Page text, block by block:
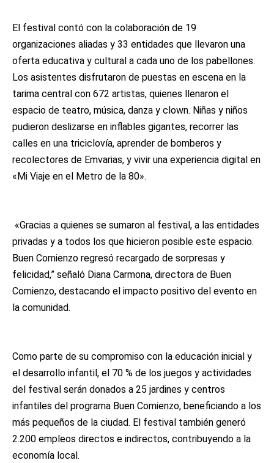
El festival contó con la colaboración de 19
organizaciones aliadas y 33 entidades que llevaron una
oferta educativa y cultural a cada uno de los pabellones.
Los asistentes disfrutaron de puestas en escena en la
tarima central con 672 artistas, quienes llenaron el
espacio de teatro, música, danza y clown. Niñas y niños
pudieron deslizarse en inflables gigantes, recorrer las
calles en una triciclovía, aprender de bomberos y
recolectores de Emvarias, y vivir una experiencia digital en
«Mi Viaje en el Metro de la 80».
«Gracias a quienes se sumaron al festival, a las entidades
privadas y a todos los que hicieron posible este espacio.
Buen Comienzo regresó recargado de sorpresas y
felicidad,” señaló Diana Carmona, directora de Buen
Comienzo, destacando el impacto positivo del evento en
la comunidad.
Como parte de su compromiso con la educación inicial y
el desarrollo infantil, el 70 % de los juegos y actividades
del festival serán donados a 25 jardines y centros
infantiles del programa Buen Comienzo, beneficiando a los
más pequeños de la ciudad. El festival también generó
2.200 empleos directos e indirectos, contribuyendo a la
economía local.